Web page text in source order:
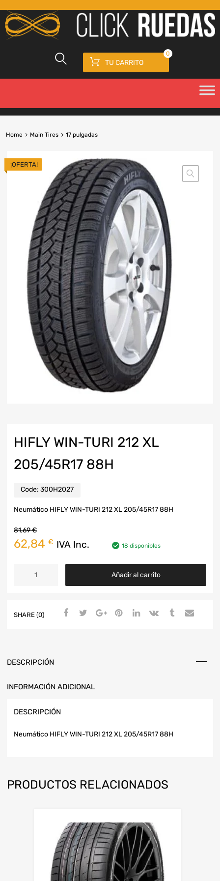
TU CARRITO
0
Home Main Tires 17 pulgadas
¡OFERTA!
HIFLY WIN-TURI 212 XL
205/45R17 88H
Code: 300H2027
Neumático HIFLY WIN-TURI 212 XL 205/45R17 88H
81,69€
62,84 € IVA Inc. 18 disponibles
Añadir al carrito
SHARE (0)
DESCRIPCIÓN
INFORMACIÓN ADICIONAL
DESCRIPCIÓN
Neumático HIFLY WIN-TURI 212 XL 205/45R17 88H
PRODUCTOS RELACIONADOS